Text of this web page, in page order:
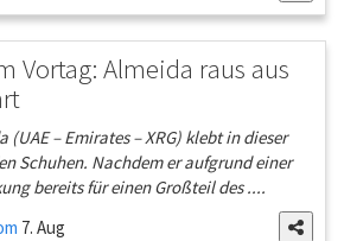
Vortag: Almeida raus aus
(UAE – Emirates – XRG) klebt in dieser
Schuhen. Nachdem er aufgrund einer
bereits für einen Großteil des ....
7. Aug